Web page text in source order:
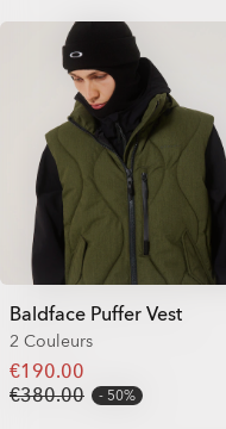
Baldface Puffer Vest
2 Couleurs
€190.00
€380.00
50%